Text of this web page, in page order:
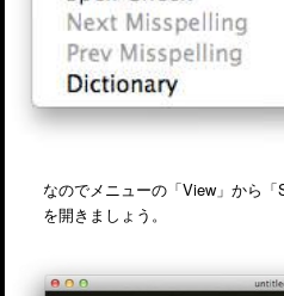
なのでメニューの「View」から
を開きましょう。